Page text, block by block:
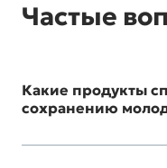
Частые
Какие продукты
сохранению